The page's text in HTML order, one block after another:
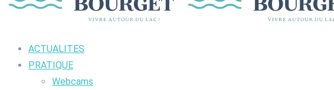
ACTUALITES
PRATIQUE
Webcams